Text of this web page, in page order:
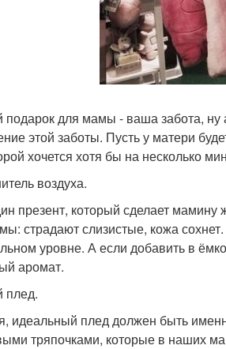
для мамы - ваша забота, ну
этой заботы. Пусть у матери
хочется хотя бы на несколько
воздуха.
презент, который сделает мамину
страдают слизистые, кожа
уровне. А если добавить в
аромат.
плед.
идеальный плед должен быть
тряпочками, которые в наших